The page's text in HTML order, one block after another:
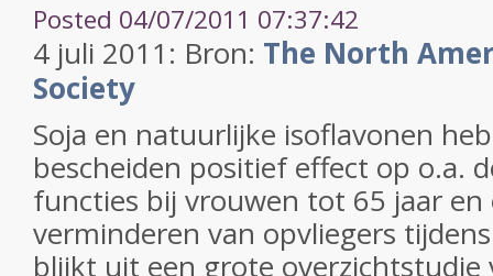
Posted 04/07/2011 07:37:42
4 juli 2011: Bron: The North
Society
Soja en natuurlijke isoflavonen
bescheiden positief effect op o.a.
functies bij vrouwen tot 65 jaar
verminderen van opvliegers
blijkt uit een grote overzichtstudie